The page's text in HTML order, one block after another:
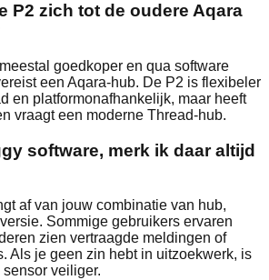
P2 zich tot de oudere Aqara
goedkoper en qua software
een Aqara‑hub. De P2 is flexibeler
en platformonafhankelijk, maar heeft
vraagt een moderne Thread‑hub.
software, merk ik daar altijd
af van jouw combinatie van hub,
Sommige gebruikers ervaren
zien vertraagde meldingen of
Als je geen zin hebt in uitzoekwerk, is
veiliger.